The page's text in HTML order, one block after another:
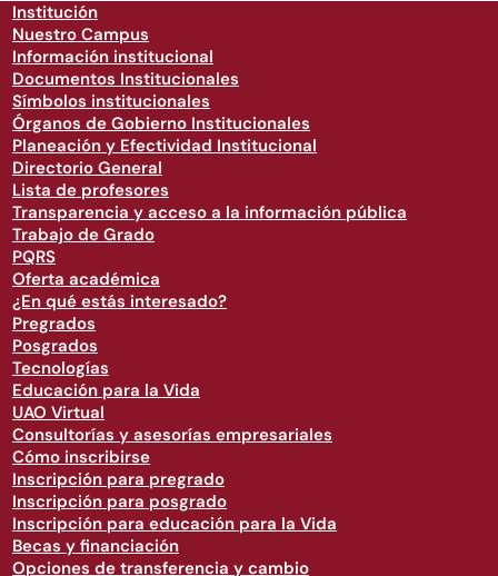
Institución
Nuestro Campus
Información institucional
Documentos Institucionales
Símbolos institucionales
Órganos de Gobierno Institucionales
Planeación y Efectividad Institucional
Directorio General
Lista de profesores
Transparencia y acceso a la información pública
Trabajo de Grado
PQRS
Oferta académica
¿En qué estás interesado?
Pregrados
Posgrados
Tecnologías
Educación para la Vida
UAO Virtual
Consultorías y asesorías empresariales
Cómo inscribirse
Inscripción para pregrado
Inscripción para posgrado
Inscripción para educación para la Vida
Becas y financiación
Opciones de transferencia y cambio